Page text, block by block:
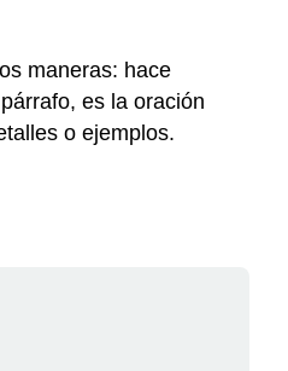
maneras: hace
es la oración
o ejemplos.